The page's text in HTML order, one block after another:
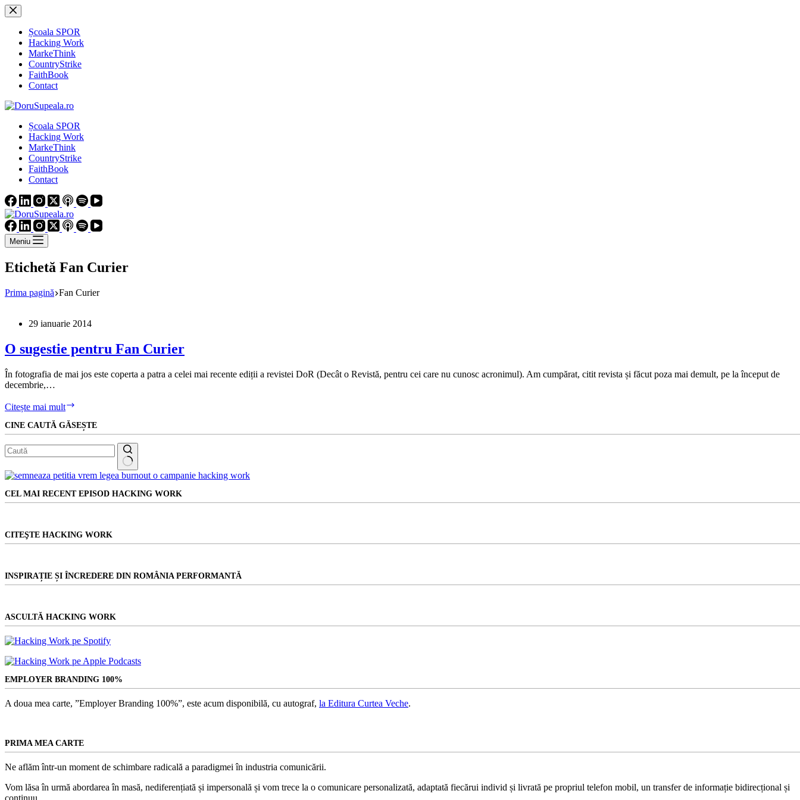
Sari
la
conținutȘcoala SPOR
Hacking Work
MarkeThink
CountryStrike
FaithBook
Contact
Școala SPOR
Hacking Work
MarkeThink
CountryStrike
FaithBook
Contact
Meniu
Etichetă Fan Curier
Prima pagină Fan Curier
29 ianuarie 2014
O sugestie pentru Fan Curier
În fotografia de mai jos este coperta a patra a celei mai recente ediții a revistei DoR (Decât o Revistă, pentru cei care nu cunosc acronimul). Am cumpărat, citit revista și făcut poza mai demult, pe la început de
decembrie,…
Citește mai mult
pentru
Fan
Curier
CINE CAUTĂ GĂSEȘTE
Niciun
CEL MAI RECENT EPISOD HACKING WORK
CITEŞTE HACKING WORK
INSPIRAȚIE ȘI ÎNCREDERE DIN ROMÂNIA PERFORMANTĂ
ASCULTĂ HACKING WORK
EMPLOYER BRANDING 100%
A doua mea carte, ”Employer Branding 100%”, este acum disponibilă, cu autograf, la Editura Curtea Veche.
PRIMA MEA CARTE
Ne aflăm într-un moment de schimbare radicală a paradigmei în industria comunicării.
Vom lăsa în urmă abordarea în masă, nediferențiată și impersonală și vom trece la o comunicare personalizată, adaptată fiecărui individ și livrată pe propriul telefon mobil, un transfer de informație bidirecțional și
continuu.